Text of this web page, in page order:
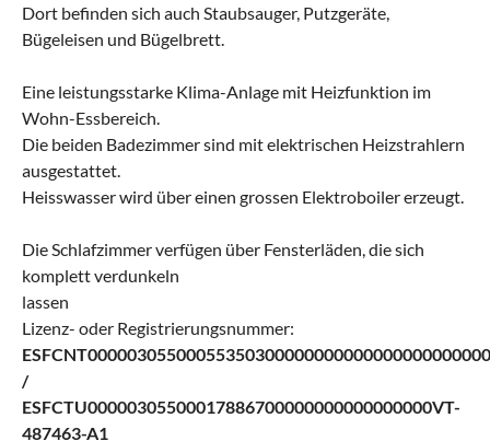
Dort befinden sich auch Staubsauger, Putzgeräte,
Bügeleisen und Bügelbrett.
Eine leistungsstarke Klima-Anlage mit Heizfunktion im
Wohn-Essbereich.
Die beiden Badezimmer sind mit elektrischen Heizstrahlern
ausgestattet.
Heisswasser wird über einen grossen Elektroboiler erzeugt.
Die Schlafzimmer verfügen über Fensterläden, die sich
komplett verdunkeln
lassen
Lizenz- oder Registrierungsnummer:
/
ESFCTU00000305500017886700000000000000000VT-
487463-A1